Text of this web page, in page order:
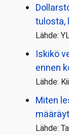
tulosta,
Lähde:
Iskikö
ennen
Lähde:
Miten
Lähde: